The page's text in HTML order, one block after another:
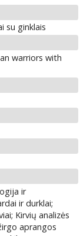
su ginklais
warriors with
ir
ir durklai;
Kirvių analizės
aprangos